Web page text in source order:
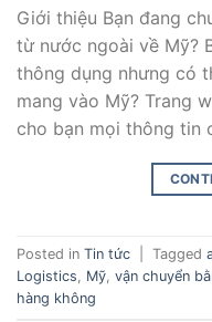
Giới thiệu Bạn đang
từ nước ngoài về Mỹ?
thông dụng nhưng có
mang vào Mỹ? Trang
cho bạn mọi thông tin
Posted in Tin tức Tagged
Logistics, Mỹ, vận chuyển
hàng không